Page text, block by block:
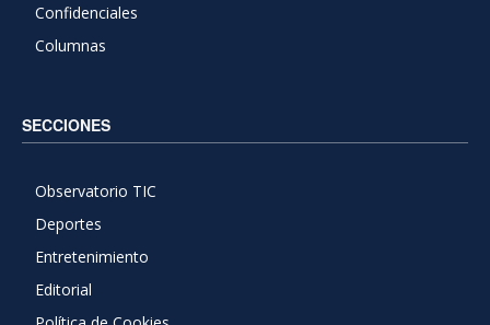
Confidenciales
Columnas
SECCIONES
Observatorio TIC
Deportes
Entretenimiento
Editorial